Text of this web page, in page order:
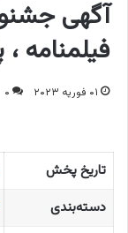
آگهی
فیلمنامه
۰۱ فوریه ۲۰۲۳ ۰
تاریخ پخش
دسته‌بندی